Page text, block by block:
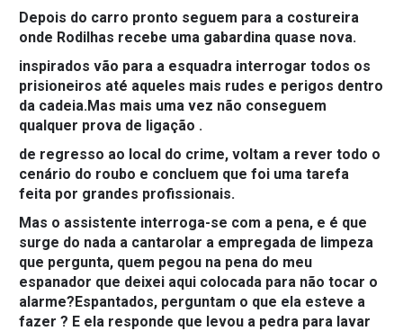
Depois do carro pronto seguem para a costureira
onde Rodilhas recebe uma gabardina quase nova.
inspirados vão para a esquadra interrogar todos os
prisioneiros até aqueles mais rudes e perigos dentro
da cadeia.Mas mais uma vez não conseguem
qualquer prova de ligação .
de regresso ao local do crime, voltam a rever todo o
cenário do roubo e concluem que foi uma tarefa
feita por grandes profissionais.
Mas o assistente interroga-se com a pena, e é que
surge do nada a cantarolar a empregada de limpeza
que pergunta, quem pegou na pena do meu
espanador que deixei aqui colocada para não tocar o
alarme?Espantados, perguntam o que ela esteve a
fazer ? E ela responde que levou a pedra para lavar